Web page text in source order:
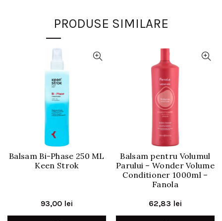
PRODUSE SIMILARE
Balsam Bi-Phase 250 ML
Keen Strok
93,00 lei
Balsam pentru Volumul
Parului – Wonder Volume
Conditioner 1000ml –
Fanola
62,83 lei